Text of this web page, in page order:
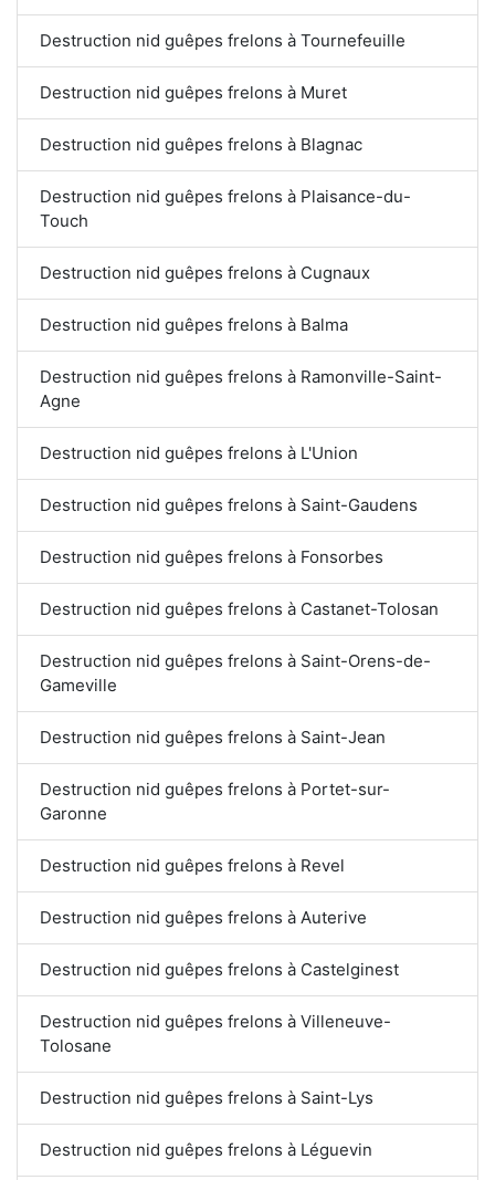
Destruction nid guêpes frelons à Tournefeuille
Destruction nid guêpes frelons à Muret
Destruction nid guêpes frelons à Blagnac
Destruction nid guêpes frelons à Plaisance-du-
Touch
Destruction nid guêpes frelons à Cugnaux
Destruction nid guêpes frelons à Balma
Destruction nid guêpes frelons à Ramonville-Saint-
Agne
Destruction nid guêpes frelons à L'Union
Destruction nid guêpes frelons à Saint-Gaudens
Destruction nid guêpes frelons à Fonsorbes
Destruction nid guêpes frelons à Castanet-Tolosan
Destruction nid guêpes frelons à Saint-Orens-de-
Gameville
Destruction nid guêpes frelons à Saint-Jean
Destruction nid guêpes frelons à Portet-sur-
Garonne
Destruction nid guêpes frelons à Revel
Destruction nid guêpes frelons à Auterive
Destruction nid guêpes frelons à Castelginest
Destruction nid guêpes frelons à Villeneuve-
Tolosane
Destruction nid guêpes frelons à Saint-Lys
Destruction nid guêpes frelons à Léguevin